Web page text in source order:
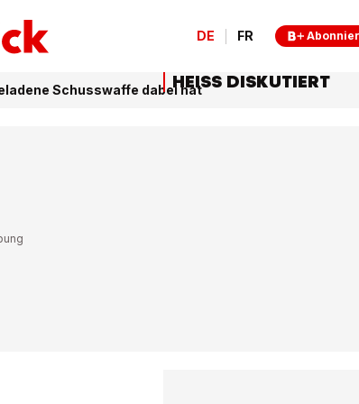
DE FR
Schusswaffe dabei hatHEISS DISKUTIERT